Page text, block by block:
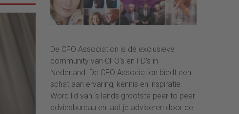
De CFO Association is dé exclusieve
community van CFO's en FD's in
Nederland. De CFO Association biedt een
schat aan ervaring, kennis en inspiratie.
Word lid van ‘s lands grootste peer to peer
adviesbureau en laat je adviseren door de